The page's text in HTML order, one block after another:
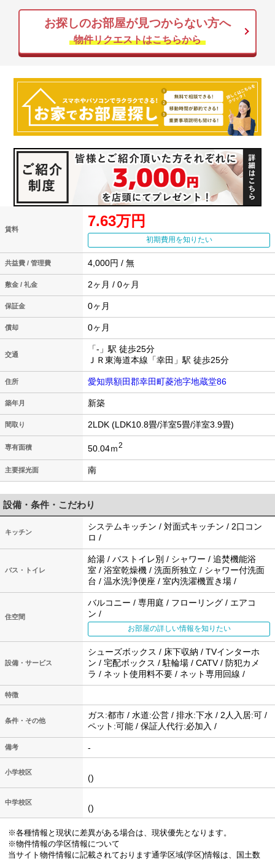
お探しのお部屋が見つからない方へ
物件リクエストはこちらから
賃料 7.63万円
初期費用を知りたい
共益費 / 管理費 4,000円 / 無
敷金 / 礼金 2ヶ月 / 0ヶ月
保証金 0ヶ月
償却 0ヶ月
交通
「-」駅 徒歩25分
ＪＲ東海道本線「幸田」駅 徒歩25分
住所 愛知県額田郡幸田町菱池字地蔵堂86
築年月 新築
間取り 2LDK (LDK10.8畳/洋室5畳/洋室3.9畳)
専有面積 50.04ｍ2
主要採光面 南
設備・条件・こだわり
キッチン
システムキッチン / 対面式キッチン / 2口コン
ロ /
バス・トイレ
給湯 / バストイレ別 / シャワー / 追焚機能浴
室 / 浴室乾燥機 / 洗面所独立 / シャワー付洗面
台 / 温水洗浄便座 / 室内洗濯機置き場 /
住空間
バルコニー / 専用庭 / フローリング / エアコ
ン /
お部屋の詳しい情報を知りたい
設備・サービス
シューズボックス / 床下収納 / TVインターホ
ン / 宅配ボックス / 駐輪場 / CATV / 防犯カメ
ラ / ネット使用料不要 / ネット専用回線 /
特徴
条件・その他
ガス:都市 / 水道:公営 / 排水:下水 / 2人入居:可 /
ペット:可能 / 保証人代行:必加入 /
備考 -
小学校区
()
中学校区
()
※各種情報と現状に差異がある場合は、現状優先となります。
※物件情報の学区情報について
当サイト物件情報に記載されております通学区域(学区)情報は、国土数